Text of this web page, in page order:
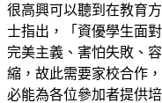
很高興可以聽到在教育
士指出，「資優學生面
完美主義、害怕失敗、
縮，故此需要家校合作
必能為各位參加者提供